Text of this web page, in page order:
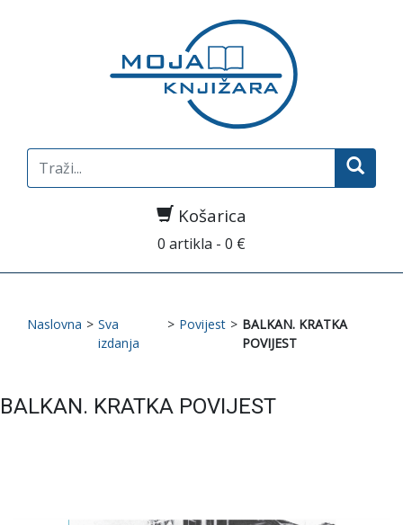
Search
for:
Košarica
0 artikla - 0 €
Naslovna > Sva
izdanja
> Povijest > BALKAN. KRATKA
POVIJEST
BALKAN. KRATKA POVIJEST